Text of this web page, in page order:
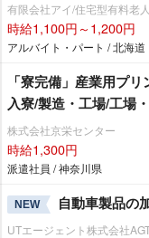
有限会社アイ/住宅型有料老
時給1,100円～1,200円
アルバイト・パート / 北海道
「寮完備」産業用プ
入寮/製造・工場/工場
株式会社京栄センター
時給1,300円
派遣社員 / 神奈川県
NEW 自動車製品の
UTエージェント株式会社